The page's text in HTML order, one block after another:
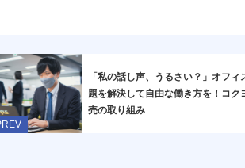
「私の話し声、うるさい？」オフィ
題を解決して自由な働き方を！コク
売の取り組み